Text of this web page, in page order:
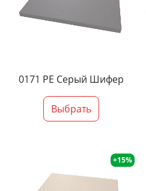
0171 PE Серый Шифер
Выбрать
+15%